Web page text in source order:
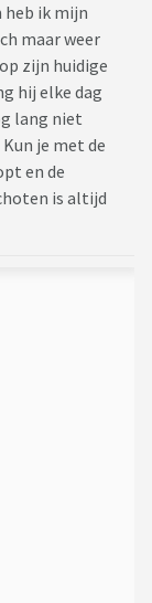
heb ik mijn
maar weer
zijn huidige
hij elke dag
lang niet
je met de
en de
is altijd